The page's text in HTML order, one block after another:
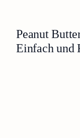
Peanut
Einfach und